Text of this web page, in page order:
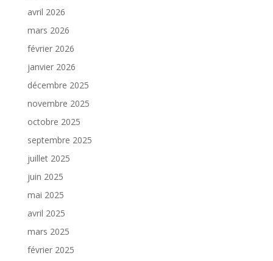
avril 2026
mars 2026
février 2026
janvier 2026
décembre 2025
novembre 2025
octobre 2025
septembre 2025
juillet 2025
juin 2025
mai 2025
avril 2025
mars 2025
février 2025